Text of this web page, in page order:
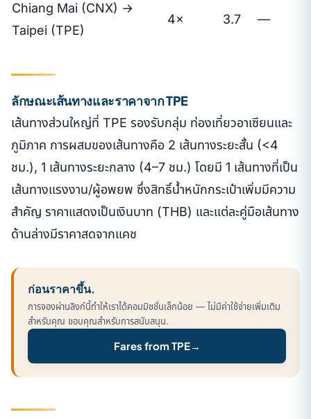
Chiang Mai (CNX) →
Taipei (TPE)
4× 3.7 —
ลักษณะเส้นทางและราคาจาก TPE
เส้นทางส่วนใหญ่ที่ TPE รองรับกลุ่ม ท่องเที่ยวอาเซียนและ
ภูมิภาค การผสมของเส้นทางคือ 2 เส้นทางระยะสั้น (<4
ชม.), 1 เส้นทางระยะกลาง (4–7 ชม.) โดยมี 1 เส้นทางที่เป็น
เส้นทางแรงงาน/ผู้อพยพ ซึ่งสิทธิ์น้ำหนักกระเป๋าเพิ่มมีความ
สำคัญ ราคาแสดงเป็นเงินบาท (THB) และแต่ละคู่มือเส้นทาง
ด้านล่างมีราคาสดจากแคช
ก่อนราคาขึ้น.
การจองผ่านลิงก์นี้ทำให้เราได้คอมมิชชั่นเล็กน้อย — ไม่มีค่าใช้จ่ายเพิ่มเติม
สำหรับคุณ ขอบคุณสำหรับการสนับสนุน.
Fares from TPE→